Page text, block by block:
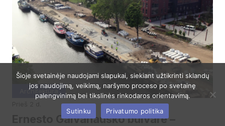
Architektūra
Ernesto Galvanausko bulvare –
Šioje svetainėje naudojami slapukai, siekiant užtikrinti sklandų
jos naudojimą, veikimą, naršymo proceso po svetainę
palengvinimą bei tikslinės rinkodaros orientavimą.
Sutinku
Privatumo politika